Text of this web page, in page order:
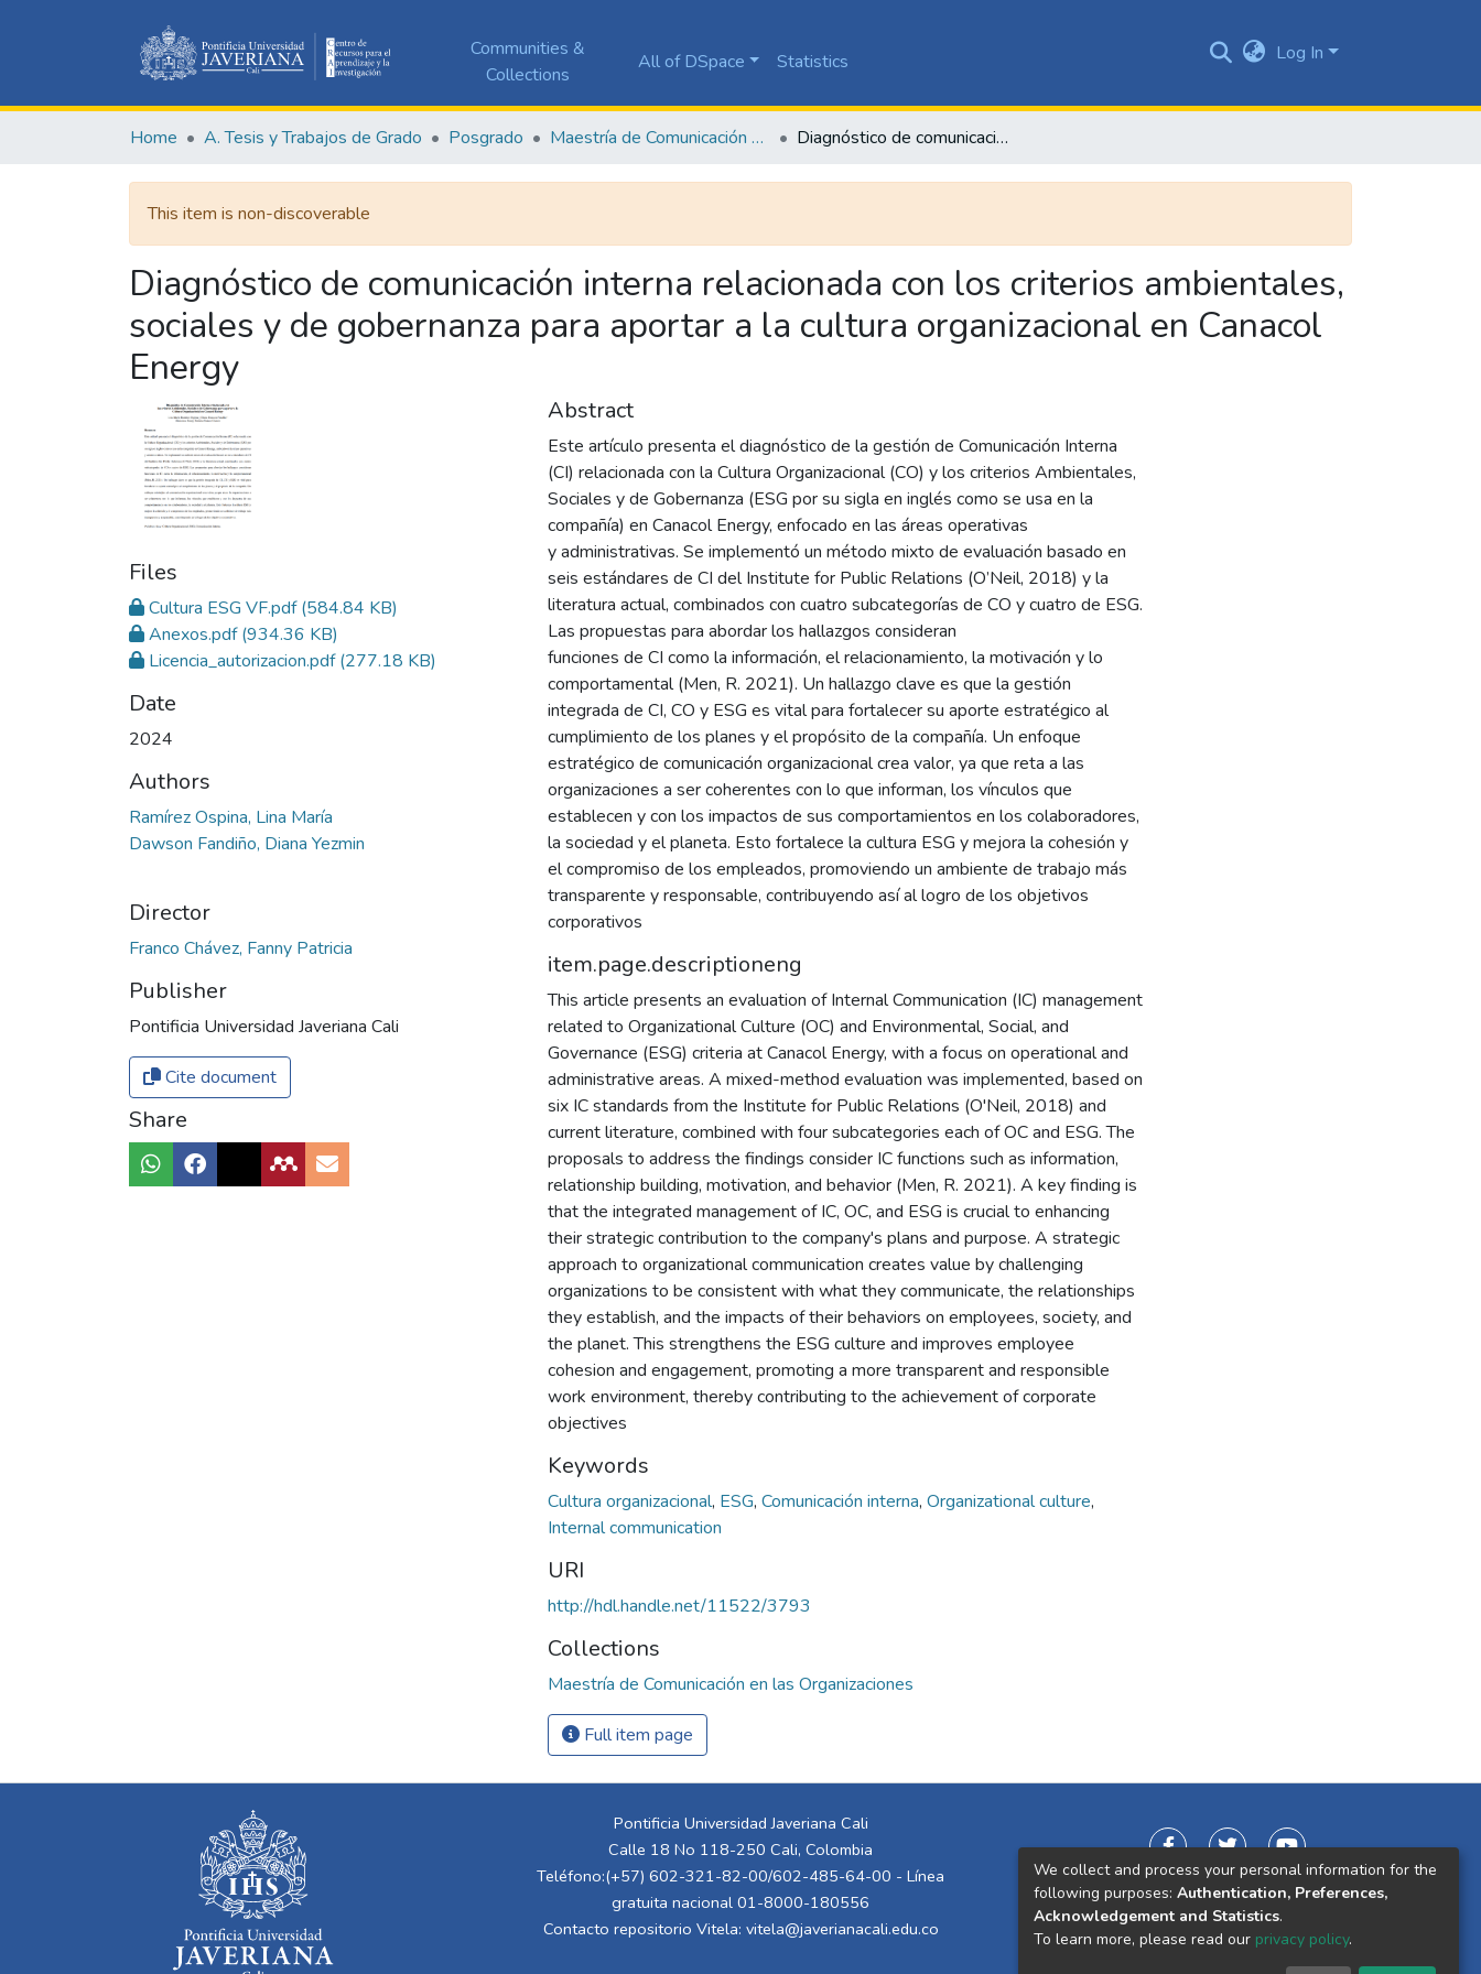
Communities &
Collections
All of DSpace Statistics Log In
Home A. Tesis y Trabajos de Grado Posgrado Maestría de Comunicación en las Organizaciones Diagnóstico de comunicación interna relacionada con los criterios ambientales, sociales y de gobernanza para aportar a la cultura organizacional en Canacol Energy
This item is non-discoverable
Diagnóstico de comunicación interna relacionada con los criterios ambientales,
sociales y de gobernanza para aportar a la cultura organizacional en Canacol
Energy
Files
Cultura ESG VF.pdf(584.84 KB)
Anexos.pdf(934.36 KB)
Licencia_autorizacion.pdf(277.18 KB)
Date
2024
Authors
Ramírez Ospina, Lina María
Dawson Fandiño, Diana Yezmin
Director
Franco Chávez, Fanny Patricia
Publisher
Pontificia Universidad Javeriana Cali
Cite document
Share
Abstract
Este artículo presenta el diagnóstico de la gestión de Comunicación Interna
(CI) relacionada con la Cultura Organizacional (CO) y los criterios Ambientales,
Sociales y de Gobernanza (ESG por su sigla en inglés como se usa en la
compañía) en Canacol Energy, enfocado en las áreas operativas
y administrativas. Se implementó un método mixto de evaluación basado en
seis estándares de CI del Institute for Public Relations (O’Neil, 2018) y la
literatura actual, combinados con cuatro subcategorías de CO y cuatro de ESG.
Las propuestas para abordar los hallazgos consideran
funciones de CI como la información, el relacionamiento, la motivación y lo
comportamental (Men, R. 2021). Un hallazgo clave es que la gestión
integrada de CI, CO y ESG es vital para fortalecer su aporte estratégico al
cumplimiento de los planes y el propósito de la compañía. Un enfoque
estratégico de comunicación organizacional crea valor, ya que reta a las
organizaciones a ser coherentes con lo que informan, los vínculos que
establecen y con los impactos de sus comportamientos en los colaboradores,
la sociedad y el planeta. Esto fortalece la cultura ESG y mejora la cohesión y
el compromiso de los empleados, promoviendo un ambiente de trabajo más
transparente y responsable, contribuyendo así al logro de los objetivos
corporativos
item.page.descriptioneng
This article presents an evaluation of Internal Communication (IC) management
related to Organizational Culture (OC) and Environmental, Social, and
Governance (ESG) criteria at Canacol Energy, with a focus on operational and
administrative areas. A mixed-method evaluation was implemented, based on
six IC standards from the Institute for Public Relations (O'Neil, 2018) and
current literature, combined with four subcategories each of OC and ESG. The
proposals to address the findings consider IC functions such as information,
relationship building, motivation, and behavior (Men, R. 2021). A key finding is
that the integrated management of IC, OC, and ESG is crucial to enhancing
their strategic contribution to the company's plans and purpose. A strategic
approach to organizational communication creates value by challenging
organizations to be consistent with what they communicate, the relationships
they establish, and the impacts of their behaviors on employees, society, and
the planet. This strengthens the ESG culture and improves employee
cohesion and engagement, promoting a more transparent and responsible
work environment, thereby contributing to the achievement of corporate
objectives
Keywords
Cultura organizacional, ESG, Comunicación interna, Organizational culture,
Internal communication
URI
http://hdl.handle.net/11522/3793
Collections
Maestría de Comunicación en las Organizaciones
Full item page
Pontificia Universidad Javeriana Cali
Calle 18 No 118-250 Cali, Colombia
Teléfono:(+57) 602-321-82-00/602-485-64-00 - Línea
gratuita nacional 01-8000-180556
Contacto repositorio Vitela: vitela@javerianacali.edu.co
We collect and process your personal information for the
following purposes: Authentication, Preferences,
Acknowledgement and Statistics.
To learn more, please read our privacy policy.